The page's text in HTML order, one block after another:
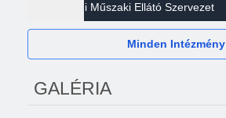
Gazdasági Műszaki Ellátó Szervezet
Minden Intézmény
GALÉRIA